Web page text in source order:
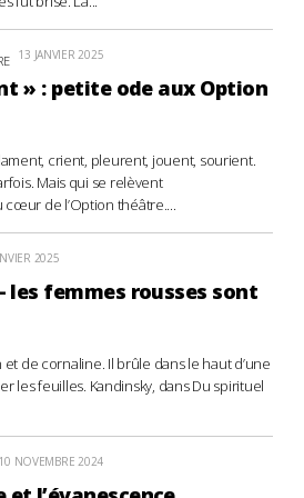
13 JANVIER 2025
» : petite ode aux Option
crient, pleurent, jouent, sourient.
Mais qui se relèvent
de l’Option théâtre....
2025
les femmes rousses sont
et de cornaline. Il brûle dans le haut d’une
les feuilles. Kandinsky, dans Du spirituel
10 NOVEMBRE 2024